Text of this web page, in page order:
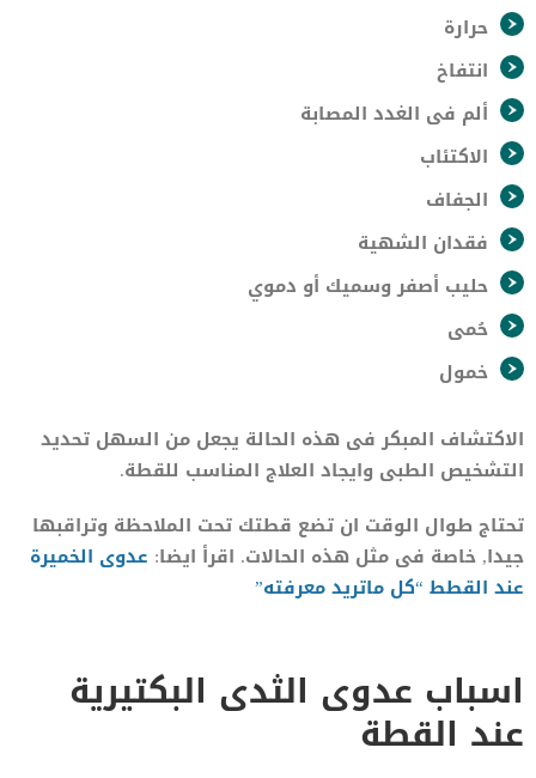
حرارة
انتفاخ
ألم فى الغدد المصابة
الاكتئاب
الجفاف
فقدان الشهية
حليب أصفر وسميك أو دموي
حُمى
خمول
الاكتشاف المبكر فى هذه الحالة يجعل من السهل تحديد
التشخيص الطبى وايجاد العلاج المناسب للقطة.
تحتاج طوال الوقت ان تضع قطتك تحت الملاحظة وتراقبها
جيدا, خاصة فى مثل هذه الحالات. اقرأ ايضا: عدوى الخميرة
عند القطط “كل ماتريد معرفته”
اسباب عدوى الثدى البكتيرية
عند القطة